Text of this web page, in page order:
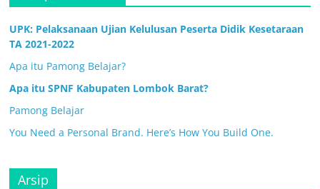
UPK: Pelaksanaan Ujian Kelulusan Peserta Didik Kesetaraan
TA 2021-2022
Apa itu Pamong Belajar?
Apa itu SPNF Kabupaten Lombok Barat?
Pamong Belajar
You Need a Personal Brand. Here’s How You Build One.
Arsip